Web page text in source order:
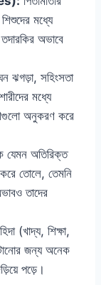
শিশুদের মধ্যে
অভাবে
ঝগড়া, সহিংসতা
মধ্যে
অনুকরণ করে
যেমন অতিরিক্ত
তোলে, তেমনি
তাদের
(খাদ্য, শিক্ষা,
জন্য অনেক
পড়ে।